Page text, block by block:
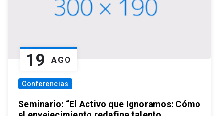
19 AGO
Conferencias
Seminario: “El Activo que Ignoramos: Cómo